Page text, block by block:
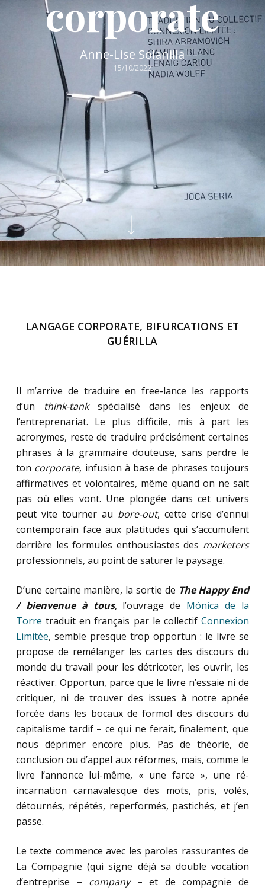
corporate
Anne-Lise Solanilla
15/10/2022
LANGAGE CORPORATE, BIFURCATIONS ET
GUÉRILLA
Il m’arrive de traduire en free-lance les rapports
d’un think-tankspécialisé dans les enjeux de
l’entreprenariat. Le plus difficile, mis à part les
acronymes, reste de traduire précisément certaines
phrases à la grammaire douteuse, sans perdre le
ton corporate, infusion à base de phrases toujours
affirmatives et volontaires, même quand on ne sait
pas où elles vont. Une plongée dans cet univers
peut vite tourner au bore-out, cette crise d’ennui
contemporain face aux platitudes qui s’accumulent
derrière les formules enthousiastes des marketers
professionnels, au point de saturer le paysage.
D’une certaine manière, la sortie de The Happy End
/ bienvenue à tous, l’ouvrage de Mónica de la
Torre traduit en français par le collectifConnexion
Limitée, semble presque trop opportun : le livre se
propose de remélanger les cartes des discours du
monde du travail pour les détricoter, les ouvrir, les
réactiver. Opportun, parce que le livre n’essaie ni de
critiquer, ni de trouver des issues à notre apnée
forcée dans les bocaux de formol des discours du
capitalisme tardif – ce qui ne ferait, finalement, que
nous déprimer encore plus. Pas de théorie, de
conclusion ou d’appel aux réformes, mais, comme le
livre l’annonce lui-même, « une farce », une ré-
incarnation carnavalesque des mots, pris, volés,
détournés, répétés, reperformés, pastichés, et j’en
passe.
Le texte commence avec les paroles rassurantes de
La Compagnie (qui signe déjà sa double vocation
d’entreprise – company– et de compagnie de